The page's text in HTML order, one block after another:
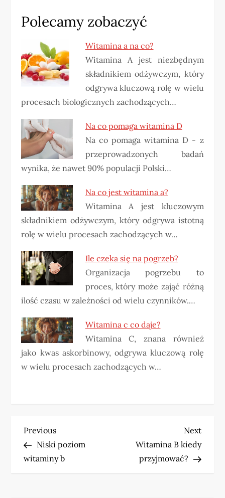
Polecamy zobaczyć
Witamina a na co?
Witamina A jest niezbędnym
składnikiem odżywczym, który
odgrywa kluczową rolę w wielu
procesach biologicznych zachodzących…
Na co pomaga witamina D
Na co pomaga witamina D - z
przeprowadzonych badań
wynika, że ​​nawet 90% populacji Polski…
Na co jest witamina a?
Witamina A jest kluczowym
składnikiem odżywczym, który odgrywa istotną
rolę w wielu procesach zachodzących w…
Ile czeka się na pogrzeb?
Organizacja pogrzebu to
proces, który może zająć różną
ilość czasu w zależności od wielu czynników.…
Witamina c co daje?
Witamina C, znana również
jako kwas askorbinowy, odgrywa kluczową rolę
w wielu procesach zachodzących w…
N
a
Previous
Post
Previous
Niski poziom
witaminy b
Next
Post
Next
Witamina B kiedy
przyjmować?